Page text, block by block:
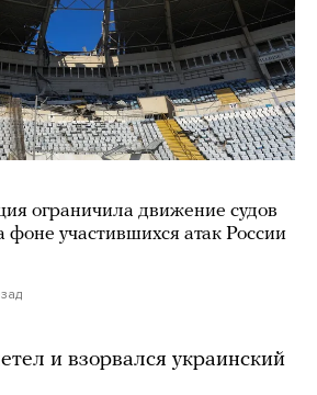
ограничила движение судов
участившихся атак России
и взорвался украинский